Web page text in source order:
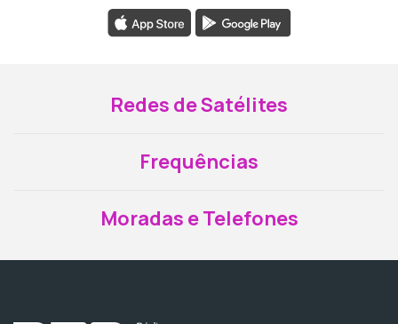
Redes de Satélites
Frequências
Moradas e Telefones